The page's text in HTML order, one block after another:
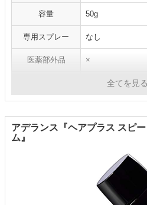
容量 50g
専用スプレー なし
医薬部外品 ×
全てを見る
アデランス『ヘアプラス スピ
ム』